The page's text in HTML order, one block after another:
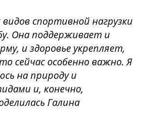
видов спортивной нагрузки
Она поддерживает и
и здоровье укрепляет,
сейчас особенно важно. Я
на природу и
и, конечно,
Галина